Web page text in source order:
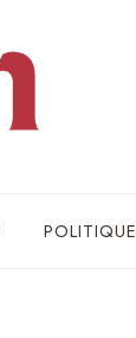
POLITIQUE